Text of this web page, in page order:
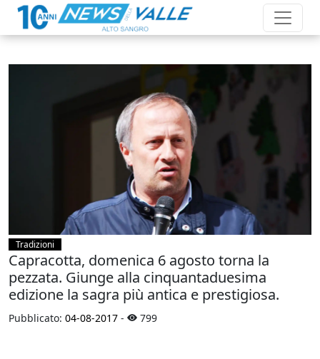
Tradizioni
Capracotta, domenica 6 agosto torna la
pezzata. Giunge alla cinquantaduesima
edizione la sagra più antica e prestigiosa.
Pubblicato: 04-08-2017 - 799